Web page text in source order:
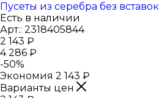
Пусеты из серебра без вставок
Есть в наличии
Арт.: 2318405844
2 143 ₽
4 286 ₽
-50%
Экономия 2 143 ₽
Варианты цен